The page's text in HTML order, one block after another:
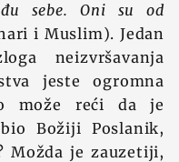
sebe. Oni su od
i Muslim). Jedan
neizvršavanja
jeste ogromna
može reći da je
Božiji Poslanik,
Možda je zauzetiji,